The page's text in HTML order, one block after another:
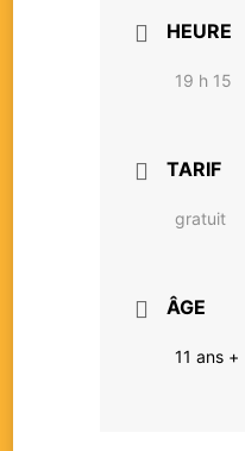
HEURE
19 h 15
TARIF
gratuit
ÂGE
11 ans +